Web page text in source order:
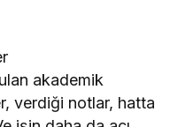
akademik
verdiği notlar, hatta